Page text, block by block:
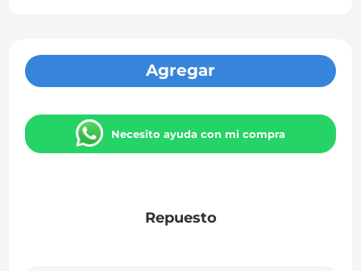
Agregar
Necesito ayuda con mi compra
Repuesto